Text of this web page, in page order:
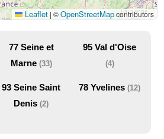
Leaflet | ©OpenStreetMapcontributors
77Seine et
Marne (33)
93 Seine Saint
Denis(2)
95 Val d'Oise
(4)
78 Yvelines(12)